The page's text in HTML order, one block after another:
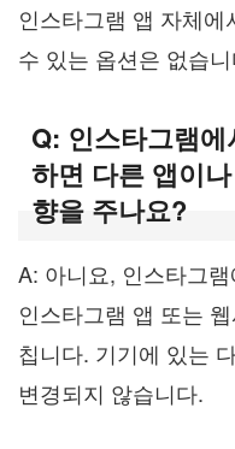
인스타그램 앱 자체
수 있는 옵션은 없습
Q: 인스타그램
하면 다른 앱이
향을 주나요?
A: 아니요, 인스타그
인스타그램 앱 또는
칩니다. 기기에 있는
변경되지 않습니다.